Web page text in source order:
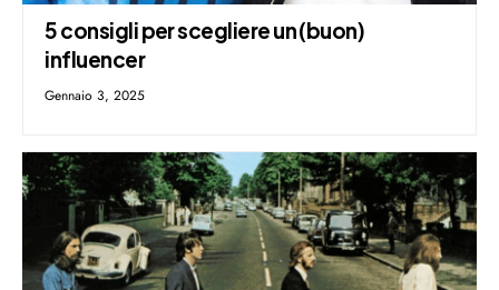
5 consigli per scegliere un (buon)
influencer
Gennaio 3, 2025